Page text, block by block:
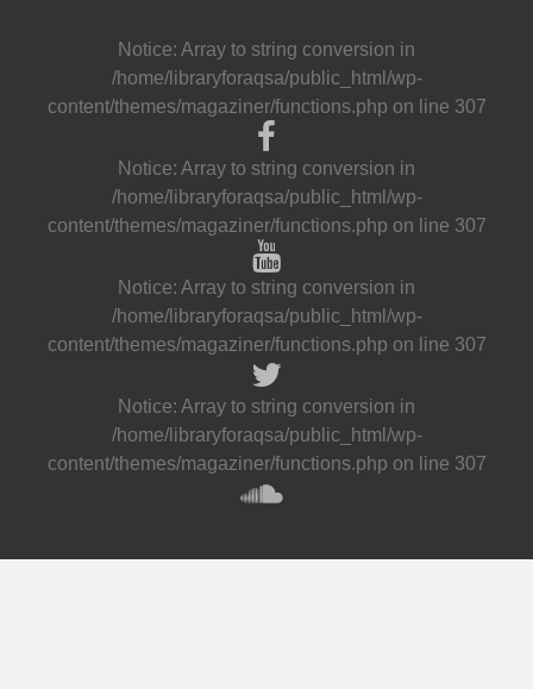
Notice: Array to string conversion in
/home/libraryforaqsa/public_html/wp-
content/themes/magaziner/functions.php on line 307
Notice: Array to string conversion in
/home/libraryforaqsa/public_html/wp-
content/themes/magaziner/functions.php on line 307
Notice: Array to string conversion in
/home/libraryforaqsa/public_html/wp-
content/themes/magaziner/functions.php on line 307
Notice: Array to string conversion in
/home/libraryforaqsa/public_html/wp-
content/themes/magaziner/functions.php on line 307